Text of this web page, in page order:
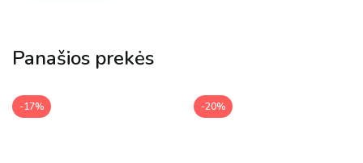
Panašios prekės
-17% -20%